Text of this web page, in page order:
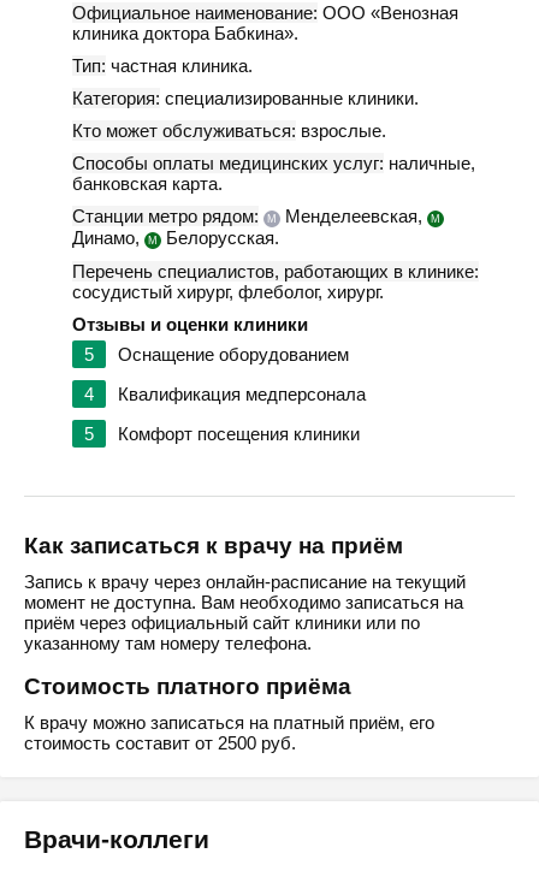
Официальное наименование: ООО «Венозная
клиника доктора Бабкина».
Тип: частная клиника.
Категория: специализированные клиники.
Кто может обслуживаться: взрослые.
Способы оплаты медицинских услуг: наличные,
банковская карта.
Станции метро рядом:
М Менделеевская, М
Динамо, М
Белорусская.
Перечень специалистов, работающих в клинике:
сосудистый хирург, флеболог, хирург.
Отзывы и оценки клиники
5
Оснащение оборудованием
4
Квалификация медперсонала
5
Комфорт посещения клиники
Как записаться к врачу на приём
Запись к врачу через онлайн-расписание на текущий
момент не доступна. Вам необходимо записаться на
приём через официальный сайт клиники или по
указанному там номеру телефона.
Стоимость платного приёма
К врачу можно записаться на платный приём, его
стоимость составит от 2500 руб.
Врачи-коллеги